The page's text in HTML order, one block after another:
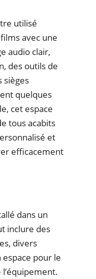
utilisé
avec une
audio clair,
des outils de
sièges
quelques
cet espace
tous acabits
et
efficacement
dans un
inclure des
divers
pour le